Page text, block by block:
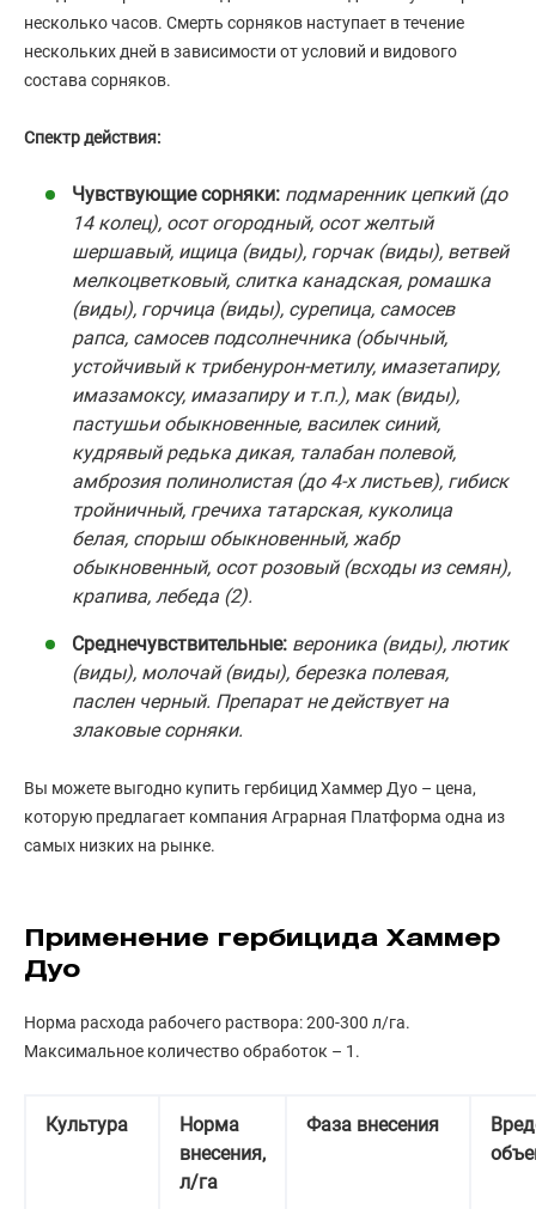
несколько часов. Смерть сорняков наступает в течение
нескольких дней в зависимости от условий и видового
состава сорняков.
Спектр действия:
Чувствующие сорняки: подмаренник цепкий (до
14 колец), осот огородный, осот желтый
шершавый, ищица (виды), горчак (виды), ветвей
мелкоцветковый, слитка канадская, ромашка
(виды), горчица (виды), сурепица, самосев
рапса, самосев подсолнечника (обычный,
устойчивый к трибенурон-метилу, имазетапиру,
имазамоксу, имазапиру и т.п.), мак (виды),
пастушьи обыкновенные, василек синий,
кудрявый редька дикая, талабан полевой,
амброзия полинолистая (до 4-х листьев), гибиск
тройничный, гречиха татарская, куколица
белая, спорыш обыкновенный, жабр
обыкновенный, осот розовый (всходы из семян),
крапива, лебеда (2).
Среднечувствительные: вероника (виды), лютик
(виды), молочай (виды), березка полевая,
паслен черный. Препарат не действует на
злаковые сорняки.
Вы можете выгодно купить гербицид Хаммер Дуо – цена,
которую предлагает компания Аграрная Платформа одна из
самых низких на рынке.
Применение гербицида Хаммер
Дуо
Норма расхода рабочего раствора: 200-300 л/га.
Максимальное количество обработок – 1.
Культура
Норма
внесения,
л/га
Фаза внесения